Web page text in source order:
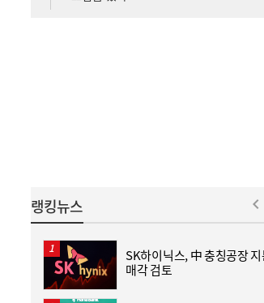
14:24
김민석 “갈등 제로” vs 정청래 “한 번 배
랭킹뉴스
SK하이닉스, 中 충칭공장
매각 검토